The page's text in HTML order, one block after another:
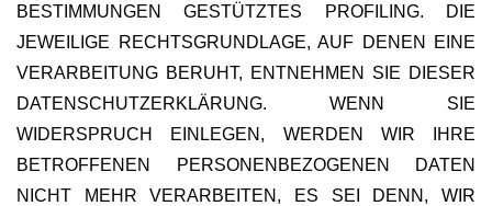
BESTIMMUNGEN GESTÜTZTES PROFILING. DIE
JEWEILIGE RECHTSGRUNDLAGE, AUF DENEN EINE
VERARBEITUNG BERUHT, ENTNEHMEN SIE DIESER
DATENSCHUTZERKLÄRUNG. WENN SIE
WIDERSPRUCH EINLEGEN, WERDEN WIR IHRE
BETROFFENEN PERSONENBEZOGENEN DATEN
NICHT MEHR VERARBEITEN, ES SEI DENN, WIR